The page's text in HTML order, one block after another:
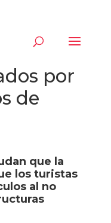
por
de
que la
los turistas
al no